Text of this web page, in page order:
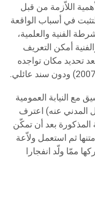
اللاّزمة من قبل
في أسباب الواقعة
الفنية والعلمية،
أمكن التعريف
تحديد مكان تواجده
مع النيابة العمومية
المدني عنه) اعترف
المذكورة بعد أن تمكّن
ثم استعمل ولاّعة
ممّا ولّد انفجارا